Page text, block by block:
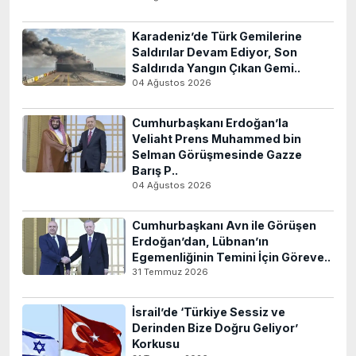
Karadeniz’de Türk Gemilerine
Saldırılar Devam Ediyor, Son
Saldırıda Yangın Çıkan Gemi..
04 Ağustos 2026
Cumhurbaşkanı Erdoğan’la
Veliaht Prens Muhammed bin
Selman Görüşmesinde Gazze
Barış P..
04 Ağustos 2026
Cumhurbaşkanı Avn ile Görüşen
Erdoğan’dan, Lübnan’ın
Egemenliğinin Temini İçin Göreve..
31 Temmuz 2026
İsrail’de ‘Türkiye Sessiz ve
Derinden Bize Doğru Geliyor’
Korkusu